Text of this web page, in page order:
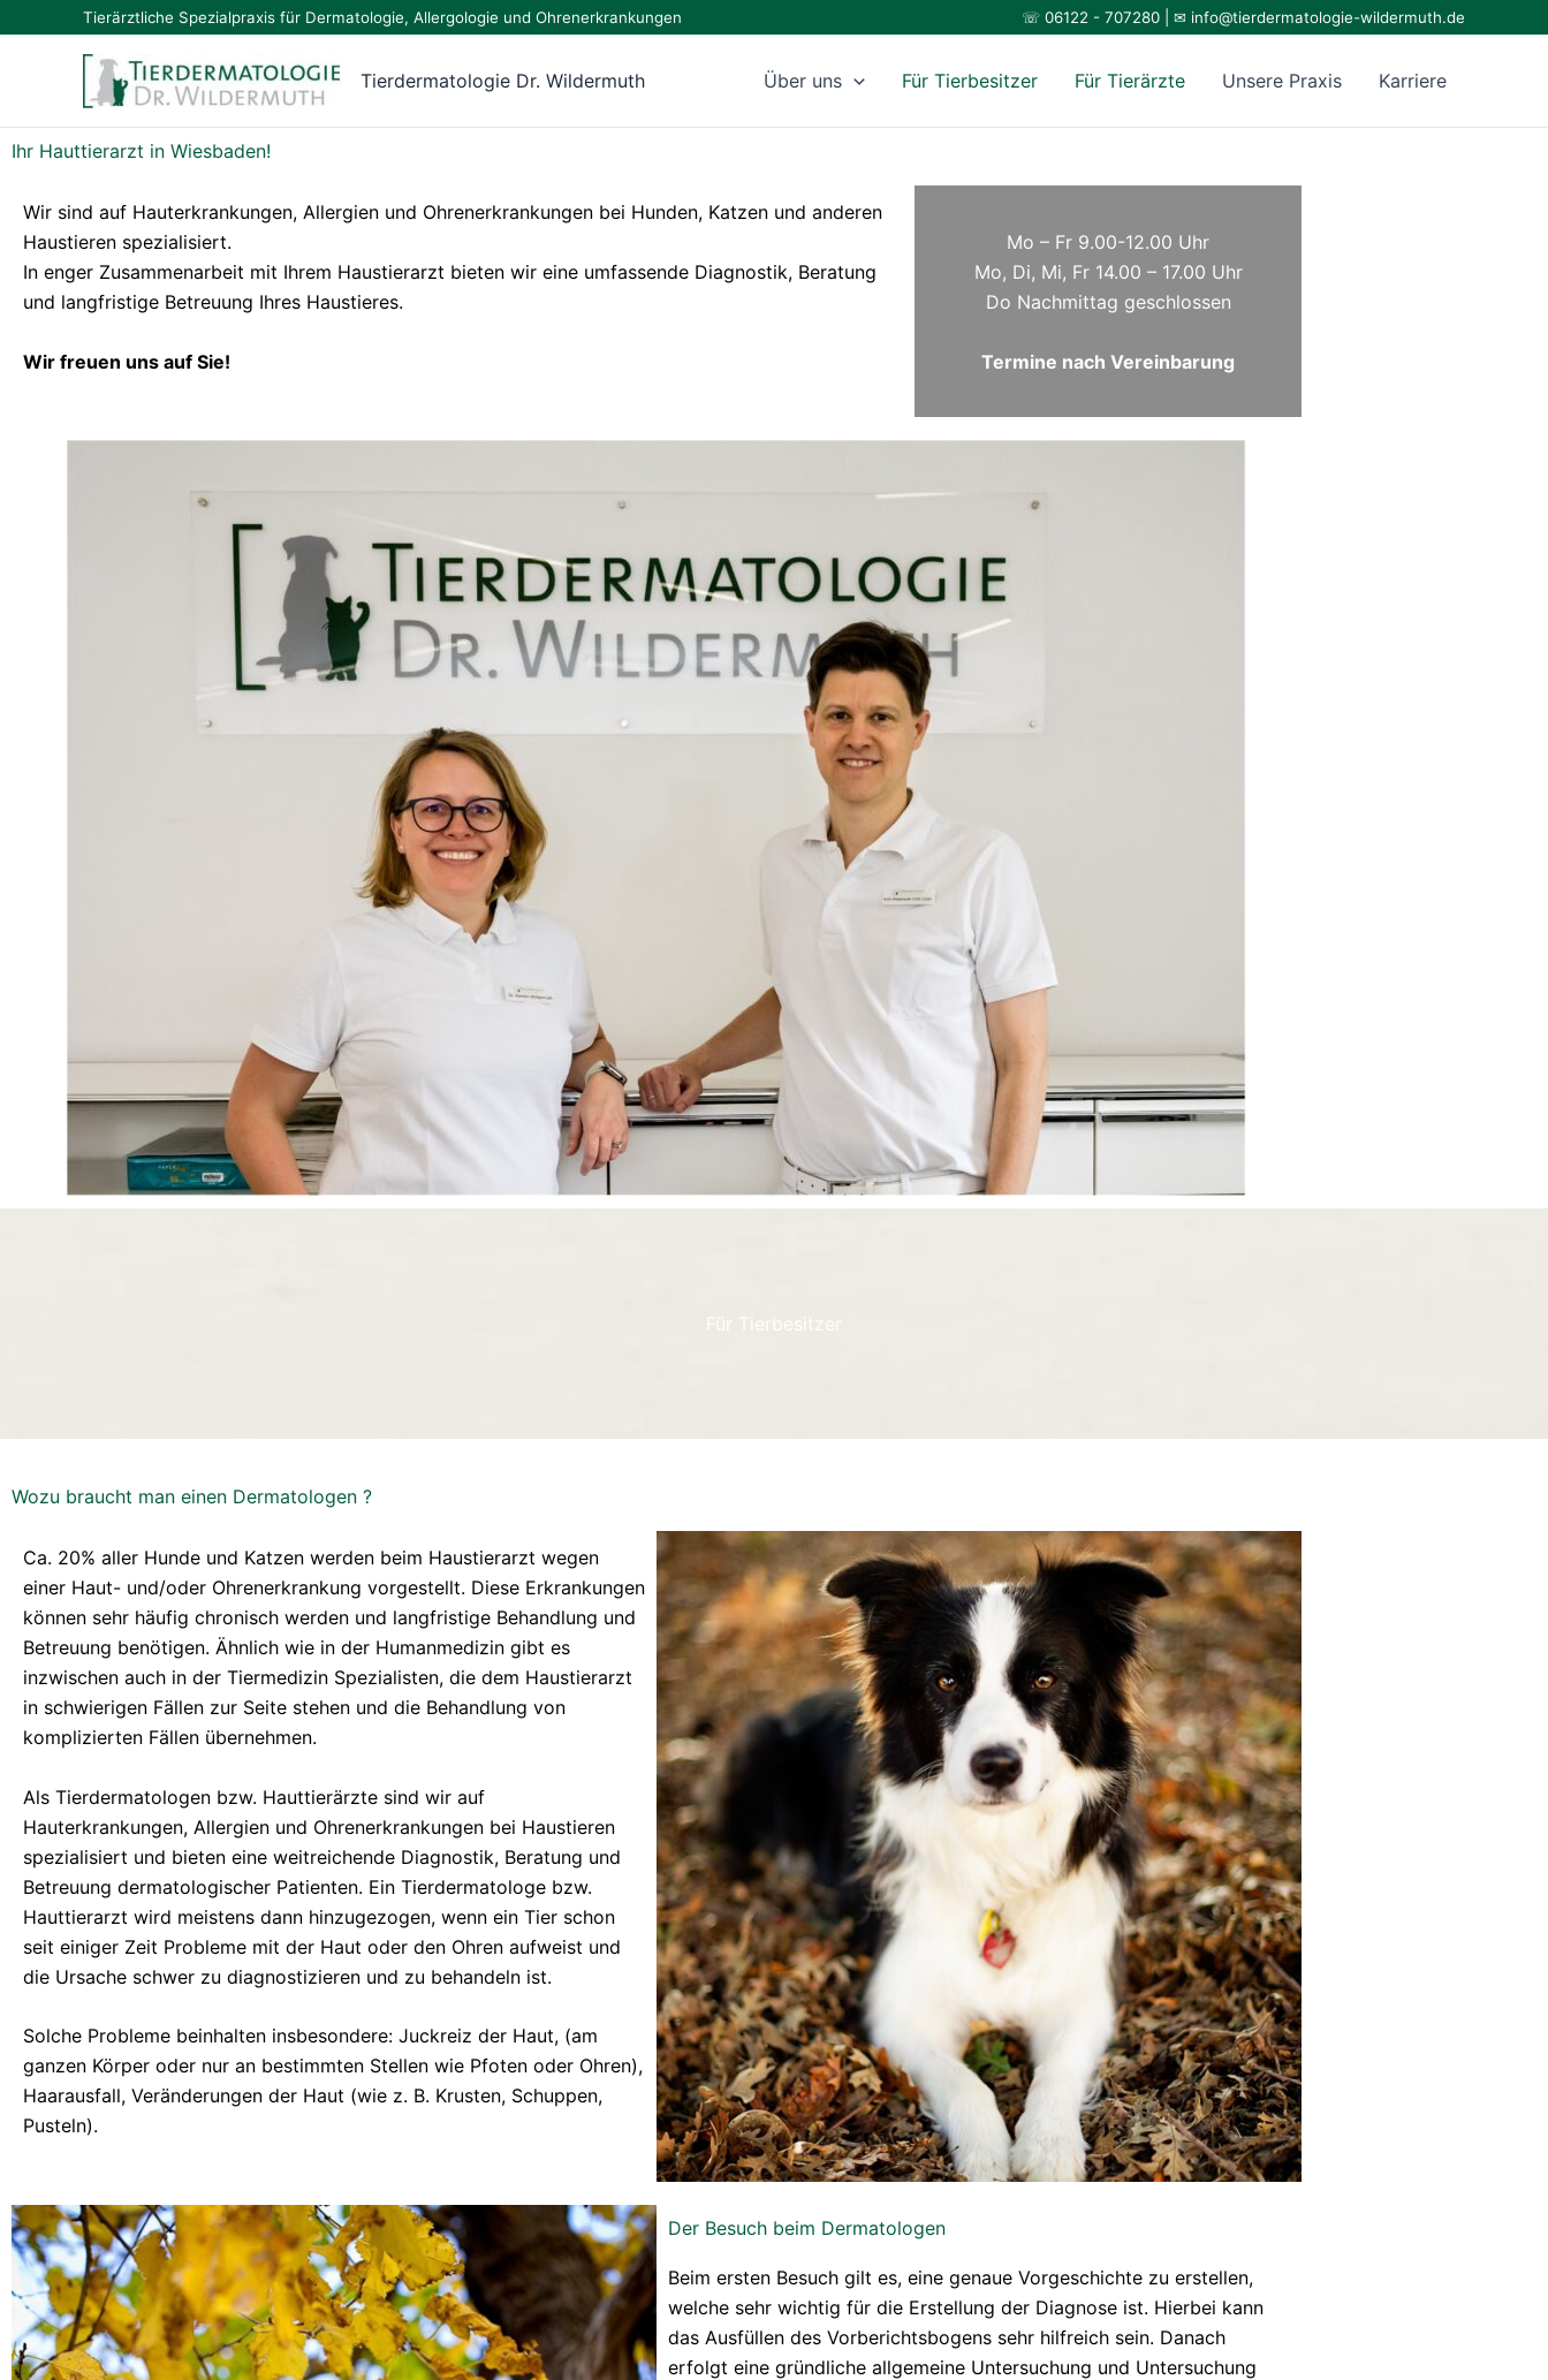
Tierärztliche Spezialpraxis für Dermatologie, Allergologie und Ohrenerkrankungen ☏ 06122 - 707280 | ✉ info@tierdermatologie-wildermuth.de
Tierdermatologie Dr. Wildermuth Über uns Für Tierbesitzer Für Tierärzte Unsere Praxis Karriere
Ihr Hauttierarzt in Wiesbaden!
Wir sind auf Hauterkrankungen, Allergien und Ohrenerkrankungen bei Hunden, Katzen und anderen
Haustieren spezialisiert.
In enger Zusammenarbeit mit Ihrem Haustierarzt bieten wir eine umfassende Diagnostik, Beratung
und langfristige Betreuung Ihres Haustieres.
Wir freuen uns auf Sie!
Mo – Fr 9.00-12.00 Uhr
Mo, Di, Mi, Fr 14.00 – 17.00 Uhr
Do Nachmittag geschlossen
Termine nach Vereinbarung
Für Tierbesitzer
Wozu braucht man einen Dermatologen ?
Ca. 20% aller Hunde und Katzen werden beim Haustierarzt wegen
einer Haut- und/oder Ohrenerkrankung vorgestellt. Diese Erkrankungen
können sehr häufig chronisch werden und langfristige Behandlung und
Betreuung benötigen. Ähnlich wie in der Humanmedizin gibt es
inzwischen auch in der Tiermedizin Spezialisten, die dem Haustierarzt
in schwierigen Fällen zur Seite stehen und die Behandlung von
komplizierten Fällen übernehmen.
Als Tierdermatologen bzw. Hauttierärzte sind wir auf
Hauterkrankungen, Allergien und Ohrenerkrankungen bei Haustieren
spezialisiert und bieten eine weitreichende Diagnostik, Beratung und
Betreuung dermatologischer Patienten. Ein Tierdermatologe bzw.
Hauttierarzt wird meistens dann hinzugezogen, wenn ein Tier schon
seit einiger Zeit Probleme mit der Haut oder den Ohren aufweist und
die Ursache schwer zu diagnostizieren und zu behandeln ist.
Solche Probleme beinhalten insbesondere: Juckreiz der Haut, (am
ganzen Körper oder nur an bestimmten Stellen wie Pfoten oder Ohren),
Haarausfall, Veränderungen der Haut (wie z. B. Krusten, Schuppen,
Pusteln).
Der Besuch beim Dermatologen
Beim ersten Besuch gilt es, eine genaue Vorgeschichte zu erstellen,
welche sehr wichtig für die Erstellung der Diagnose ist. Hierbei kann
das Ausfüllen des Vorberichtsbogens sehr hilfreich sein. Danach
erfolgt eine gründliche allgemeine Untersuchung und Untersuchung